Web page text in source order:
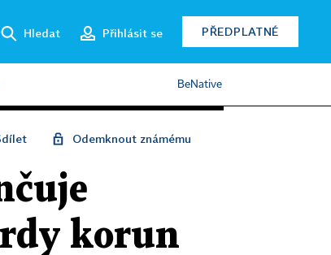
Hledat Přihlásit se PŘEDPLATNÉ
BeNative
Odemknout známému
korun